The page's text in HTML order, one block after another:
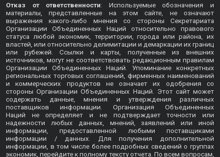
Отказ от ответственности: Используемые обозначения и
материалы, представленные на этом сайте, не означают
выражения какого-либо мнения со стороны Секретариата
Организации Объединенных Наций относительно правового
статуса любой экономик, территории, города или района, их
властей, или относительно делимитации и демаркации их границ
или рубежей. Ссылки и карты, полученные из внешних
источников, могут не соответствовать редакционным правилам
Организации Объединенных Наций. Упоминание конкретных
региональных торговых соглашений, фирменных наименований
и коммерческих продуктов не означает их одобрения со
стороны Организации Объединенных Наций. Этот сайт может
содержать данные, мнения и утверждения различных
поставщиков информации. Организация Объединенных
Наций не определяет и не подтверждает точности или
надежности любых данных, мнений, заявлений или иной
информации, предоставленной любыми поставщиками
информации / данных. Для получения дополнительной
информации, в том числе более подробных сведений о группах
экономик, перейдите кполному тексту отчета . По всем вопросам,